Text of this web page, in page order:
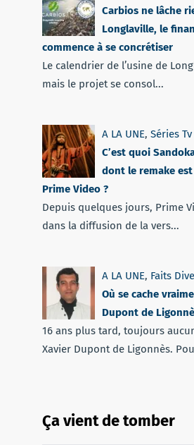
Carbios ne lâche
Longlaville, le
commence à se concrétiser
Le calendrier de l’usine de
mais le projet se consol...
A LA UNE, Séries Tv
C’est quoi
dont le remake
Prime Video ?
Depuis quelques jours, Prime
dans la diffusion de la vers...
A LA UNE, Faits
Où se cache
Dupont de
16 ans plus tard, toujours
Xavier Dupont de Ligonnès.
Ça vient de tomber